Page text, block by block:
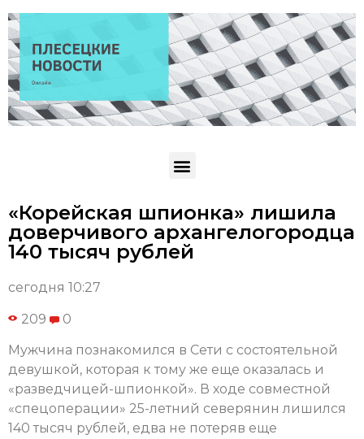
«Корейская шпионка» лишила
доверчивого архангелогородца
140 тысяч рублей
сегодня 10:27
209 0
Мужчина познакомился в Сети с состоятельной
девушкой, которая к тому же еще оказалась и
«разведчицей-шпионкой». В ходе совместной
«спецоперации» 25-летний северянин лишился
140 тысяч рублей, едва не потеряв еще